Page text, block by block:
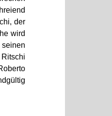
der
wird